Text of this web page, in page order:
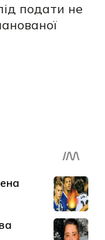
подати не